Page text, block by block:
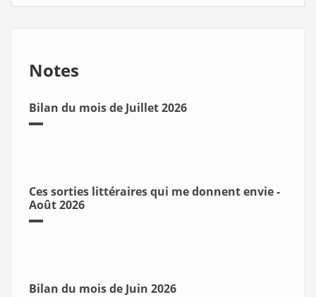
Notes
Bilan du mois de Juillet 2026
Ces sorties littéraires qui me donnent envie -
Août 2026
Bilan du mois de Juin 2026